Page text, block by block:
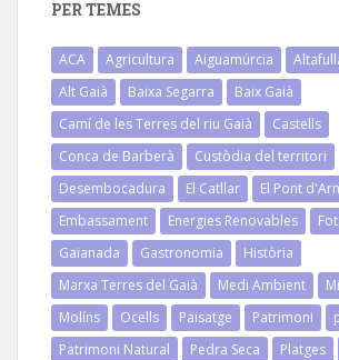
PER TEMES
ACA Agricultura Aiguamúrcia
Alt Gaià
Baixa Segarra
Baix Gaià
Camí de les Terres del riu Gaià
Castells
Conca de Barberà
Custòdia del territori
Desembocadura
El Catllar
El Pont
Embassament
Energies Renovables
Gaianada
Gastronomia
Història
Marxa Terres del Gaià
Medi Ambient
Molíns
Ocells Paisatge Patrimoni
Patrimoni Natural
Pedra Seca Platges